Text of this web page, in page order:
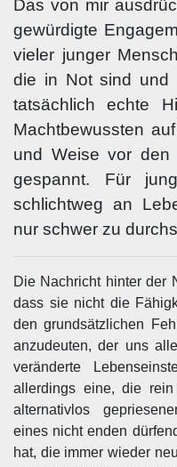
Das von mir
gewürdigte
vieler junger
die in Not sind und
tatsächlich echte
Machtbewussten
und Weise vor den
gespannt. Für
schlichtweg an
nur schwer zu
Die Nachricht hinter der
dass sie nicht die
den grundsätzlichen
anzudeuten, der uns
veränderte
allerdings eine, die
alternativlos
eines nicht enden
hat, die immer wieder